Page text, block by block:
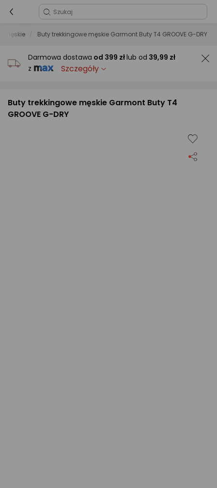
męskie Buty trekkingowe męskie Garmont Buty T4 GROOVE G-DRY
Darmowa dostawa od 399 złlub od 39,99 zł
z
Szczegóły
Buty trekkingowe męskie Garmont Buty T4
GROOVE G-DRY